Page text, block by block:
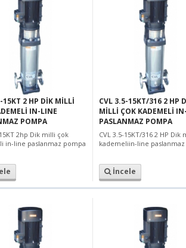
15KT 2 HP DİK MİLLİ
IN-LINE
POMPA
2hp Dik milli çok
in-line paslanmaz pompa
CVL 3.5-15KT/316 2 HP
MİLLİ ÇOK KADEMELİ
PASLANMAZ POMPA
CVL 3.5-15KT/316 2 HP Dik
kademeliin-line
İncele